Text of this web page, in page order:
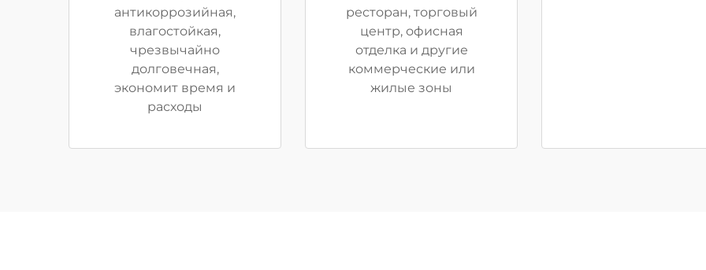
антикоррозийная,
влагостойкая,
чрезвычайно
долговечная,
экономит время и
расходы
ресторан, торговый
центр, офисная
отделка и другие
коммерческие или
жилые зоны